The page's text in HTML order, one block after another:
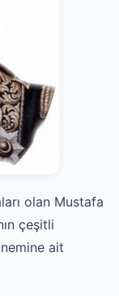
olan Mustafa
çeşitli
ait